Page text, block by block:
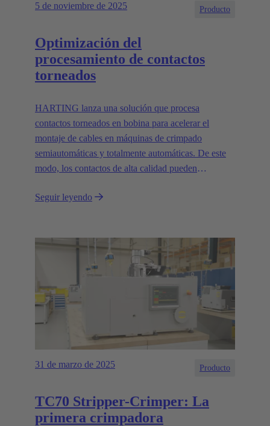
5 de noviembre de 2025 Producto
Optimización del
procesamiento de contactos
torneados
HARTING lanza una solución que procesa
contactos torneados en bobina para acelerar el
montaje de cables en máquinas de crimpado
semiautomáticas y totalmente automáticas. De este
modo, los contactos de alta calidad pueden
segundos.
Seguir leyendo
31 de marzo de 2025 Producto
TC70 Stripper-Crimper: La
primera crimpadora